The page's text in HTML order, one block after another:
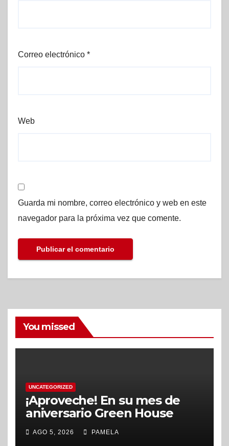
Correo electrónico *
Web
Guarda mi nombre, correo electrónico y web en este
navegador para la próxima vez que comente.
You missed
UNCATEGORIZED
¡Aproveche! En su mes de
aniversario Green House
en nuevas matrículas,
AGO 5, 2026 PAMELA